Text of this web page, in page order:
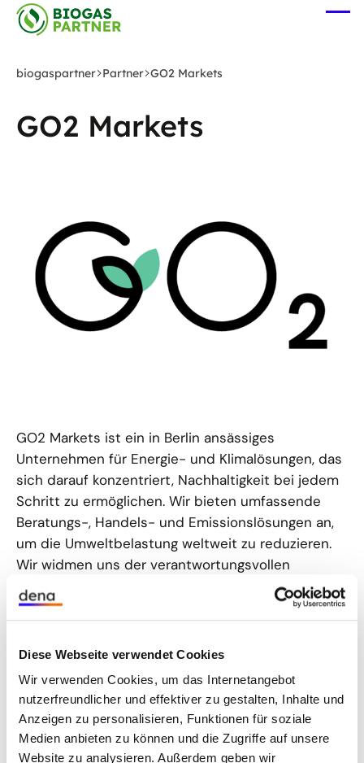
Diese Webseite verwendet Cookies
Wir verwenden Cookies, um das Internetangebot
nutzerfreundlicher und effektiver zu gestalten, Inhalte und
Anzeigen zu personalisieren, Funktionen für soziale
Medien anbieten zu können und die Zugriffe auf unsere
Website zu analysieren. Außerdem geben wir
Zum
Hauptinhalt
biogaspartner Partner GO2 Markets
GO2 Markets
GO2 Markets ist ein in Berlin ansässiges
Unternehmen für Energie- und Klimalösungen, das
sich darauf konzentriert, Nachhaltigkeit bei jedem
Schritt zu ermöglichen. Wir bieten umfassende
Beratungs-, Handels- und Emissionslösungen an,
um die Umweltbelastung weltweit zu reduzieren.
Wir widmen uns der verantwortungsvollen
Transformation und Investition, von der
Treibhausgasbilanzierung bis hin zu
erneuerbarer Energien und dem
GO2 Markets